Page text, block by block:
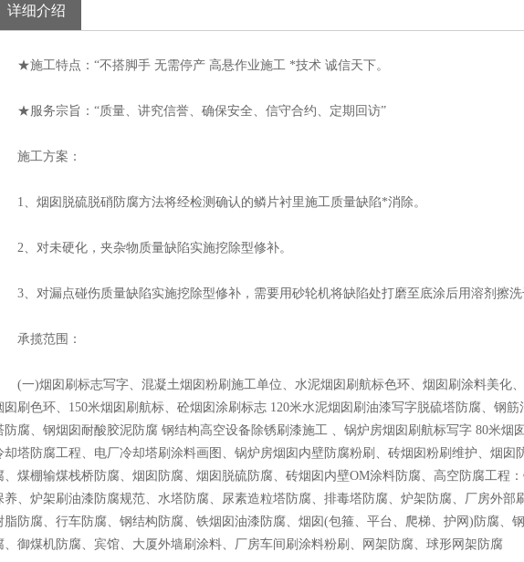
详细介绍
施工特点：“不搭脚手 无需停产 高悬作业施工 *技术 诚信天下。
服务宗旨：“质量、讲究信誉、确保安全、信守合约、定期回访”
工方案：
、烟囱脱硫脱硝防腐方法将经检测确认的鳞片衬里施工质量缺陷*消除。
、对未硬化，夹杂物质量缺陷实施挖除型修补。
、对漏点碰伤质量缺陷实施挖除型修补，需要用砂轮机将缺陷处打磨至底涂后用溶剂擦洗
揽范围：
一)烟囱刷标志写字、混凝土烟囱粉刷施工单位、水泥烟囱刷航标色环、烟囱刷涂料美化
囱刷色环、150米烟囱刷航标、砼烟囱涂刷标志 120米水泥烟囱刷油漆写字脱硫塔防腐、钢
防腐、钢烟囱耐酸胶泥防腐 钢结构高空设备除锈刷漆施工 、锅炉房烟囱刷航标写字 80米烟
却塔防腐工程、电厂冷却塔刷涂料画图、锅炉房烟囱内壁防腐粉刷、砖烟囱粉刷维护、烟
、煤棚输煤栈桥防腐、烟囱防腐、烟囱脱硫防腐、砖烟囱内壁OM涂料防腐、高空防腐工程
养、炉架刷油漆防腐规范、水塔防腐、尿素造粒塔防腐、排毒塔防腐、炉架防腐、厂房外
脂防腐、行车防腐、钢结构防腐、铁烟囱油漆防腐、烟囱(包箍、平台、爬梯、护网)防腐、
、御煤机防腐、宾馆、大厦外墙刷涂料、厂房车间刷涂料粉刷、网架防腐、球形网架防腐